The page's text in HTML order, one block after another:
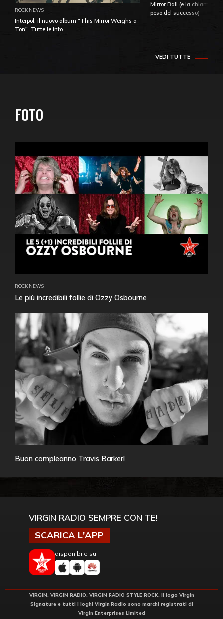
ROCK NEWS
Interpol, il nuovo album "This Mirror Weighs a
Ton". Tutte le info
Mirror Ball (e la chiamata
peso del successo)
VEDI TUTTE
FOTO
ROCK NEWS
Le più incredibili follie di Ozzy Osbourne
Buon compleanno Travis Barker!
VIRGIN RADIO SEMPRE CON TE!
SCARICA L'APP
disponibile su
VIRGIN, VIRGIN RADIO, VIRGIN RADIO STYLE ROCK, il logo Virgin
Signature e tutti i loghi Virgin Radio sono marchi registrati di
Virgin Enterprises Limited